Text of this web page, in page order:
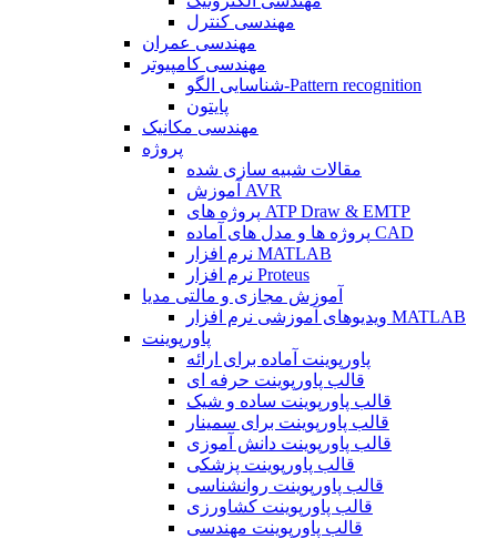
مهندسی کنترل
مهندسی عمران
مهندسی کامپیوتر
شناسایی الگو-Pattern recognition
پایتون
مهندسی مکانیک
پروژه
مقالات شبیه سازی شده
آموزش AVR
پروژه های ATP Draw & EMTP
پروژه ها و مدل های آماده CAD
نرم افزار MATLAB
نرم افزار Proteus
آموزش مجازی و مالتی مدیا
ویدیوهای آموزشی نرم افزار MATLAB
پاورپوینت
پاورپوینت آماده برای ارائه
قالب پاورپوینت حرفه ای
قالب پاورپوینت ساده و شیک
قالب پاورپوینت برای سمینار
قالب پاورپوینت دانش آموزی
قالب پاورپوینت پزشکی
قالب پاورپوینت روانشناسی
قالب پاورپوینت کشاورزی
قالب پاورپوینت مهندسی